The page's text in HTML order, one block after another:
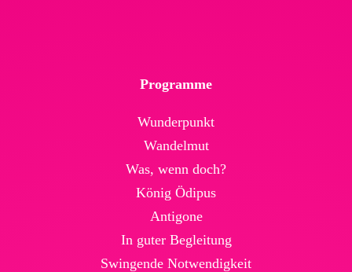
Programme
Wunderpunkt
Wandelmut
Was, wenn doch?
König Ödipus
Antigone
In guter Begleitung
Swingende Not­wendig­keit